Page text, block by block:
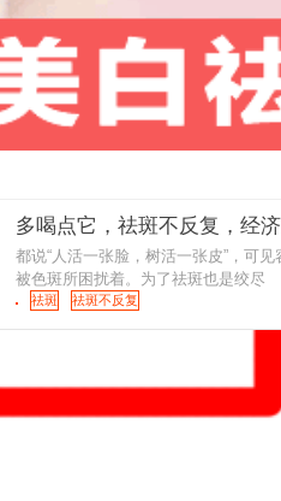
多喝点它，祛斑不反复，经
都说“人活一张脸，树活一张皮”，可
被色斑所困扰着。为了祛斑也是绞尽
祛斑 祛斑不反复